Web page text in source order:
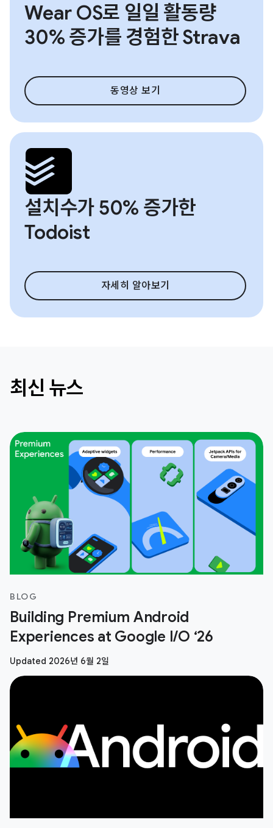
Wear OS로 일일 활동량
30% 증가를 경험한 Strava
동영상 보기
설치수가 50% 증가한
Todoist
자세히 알아보기
최신 뉴스
BLOG
Building Premium Android
Experiences at Google I/O ‘26
Updated 2026년 6월 2일